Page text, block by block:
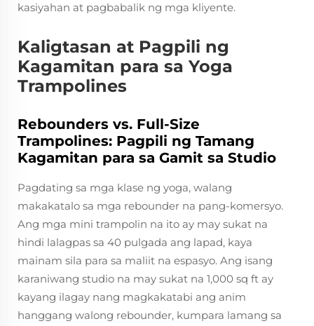
kasiyahan at pagbabalik ng mga kliyente.
Kaligtasan at Pagpili ng
Kagamitan para sa Yoga
Trampolines
Rebounders vs. Full-Size
Trampolines: Pagpili ng Tamang
Kagamitan para sa Gamit sa Studio
Pagdating sa mga klase ng yoga, walang
makakatalo sa mga rebounder na pang-komersyo.
Ang mga mini trampolin na ito ay may sukat na
hindi lalagpas sa 40 pulgada ang lapad, kaya
mainam sila para sa maliit na espasyo. Ang isang
karaniwang studio na may sukat na 1,000 sq ft ay
kayang ilagay nang magkakatabi ang anim
hanggang walong rebounder, kumpara lamang sa